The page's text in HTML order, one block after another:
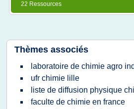
22 Ressources
Thèmes associés
laboratoire de chimie agro
ufr chimie lille
liste de diffusion physique
faculte de chimie en france